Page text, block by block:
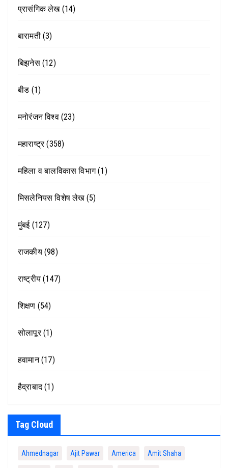
प्रासंगिक लेख(14)
बारामती(3)
बिझनेस(12)
बीड (1)
मनोरंजन विश्व(23)
महाराष्ट्र(358)
महिला व बालविकास विभाग(1)
मिसलेनियस विशेष लेख(5)
मुंबई(127)
राजकीय(98)
राष्ट्रीय (147)
शिक्षण (54)
सोलापूर(1)
हवामान(17)
हैद्राबाद(1)
Tag Cloud
Ahmednagar Ajit Pawar America Amit Shaha